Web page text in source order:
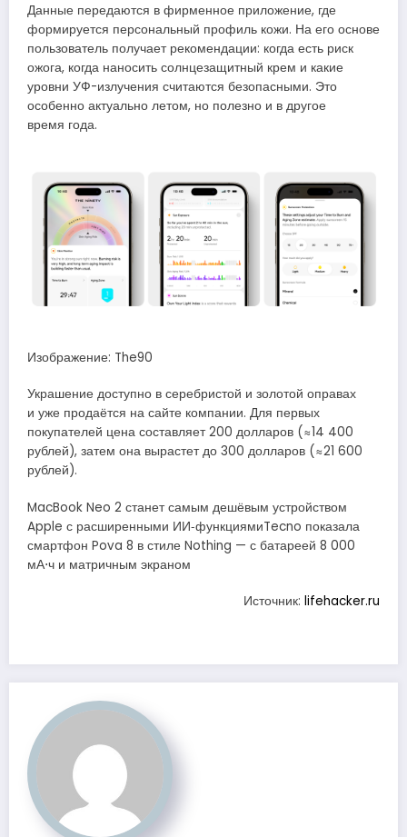
Данные передаются в фирменное приложение, где
формируется персональный профиль кожи. На его основе
пользователь получает рекомендации: когда есть риск
ожога, когда наносить солнцезащитный крем и какие
уровни УФ-излучения считаются безопасными. Это
особенно актуально летом, но полезно и в другое
время года.
Изображение: The90
Украшение доступно в серебристой и золотой оправах
и уже продаётся на сайте компании. Для первых
покупателей цена составляет 200 долларов (≈14 400
рублей), затем она вырастет до 300 долларов (≈21 600
рублей).
MacBook Neo 2 станет самым дешёвым устройством
Apple с расширенными ИИ‑функциямиTecno показала
смартфон Pova 8 в стиле Nothing — с батареей 8 000
мА⋅ч и матричным экраном
Источник: lifehacker.ru